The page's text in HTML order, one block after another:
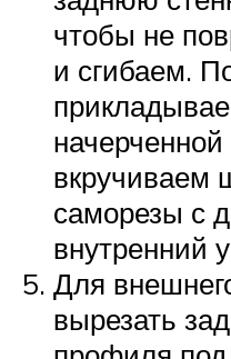
чтобы не
и сгибаем.
вкручиваем
саморезы с
внутренний
Для
вырезать